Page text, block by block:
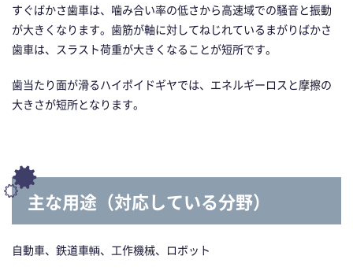
すぐばかさ歯車は、噛み合い率の低さから高速域での騒音と振動
が大きくなります。歯筋が軸に対してねじれているまがりばかさ
歯車は、スラスト荷重が大きくなることが短所です。
歯当たり面が滑るハイポイドギヤでは、エネルギーロスと摩擦の
大きさが短所となります。
主な用途（対応している分野）
自動車、鉄道車輌、工作機械、ロボット